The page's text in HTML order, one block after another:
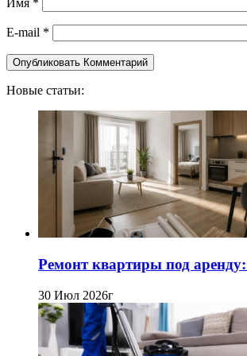
Имя *
E-mail *
Новые статьи:
Ремонт квартиры под
30 Июл 2026г